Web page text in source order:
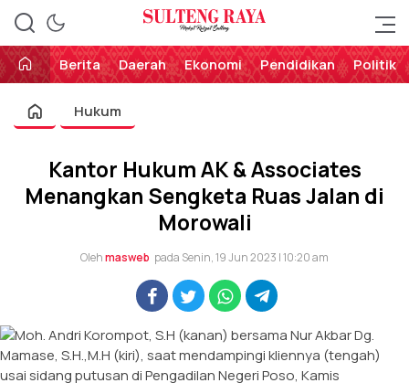
Sulteng Raya
Perekat Rakyat Sulteng
Berita
Daerah Ekonomi Pendidikan Politik
Hukum
Kantor Hukum AK & Associates
Menangkan Sengketa Ruas Jalan di
Morowali
Olehmasweb pada Senin, 19 Jun 2023 | 10:20 am